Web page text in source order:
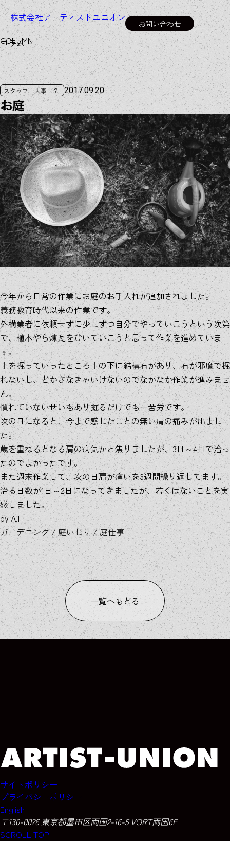
株式会社アーティストユニオン
お問い合わせ
コラム
COLUMN
スタッフ一大事！？ 2017.09.20
お庭
今年から日常の作業にお庭のお手入れが追加されました。
義務教育時代以来の作業です。
外構業者に依頼せずに少しずつ自分でやっていこうという次第
で、植木やら煉瓦をひいていこうと思って作業を進めていま
す。
土を掘っていったところ土の下に結構石があり、石が邪魔で掘
れないし、どかさなきゃいけないのでなかなか作業が進みませ
ん。
慣れていないせいもあり掘るだけでも一苦労です。
次の日になると、今まで感じたことの無い肩の痛みが出まし
た。
歳を重ねるとなる肩の病気かと焦りましたが、3日～4日で治っ
たのでよかったです。
また週末作業して、次の日肩が痛いを3週間繰り返してます。
治る日数が1日～2日になってきましたが、若くはないことを実
感しました。
by A.I
ガーデニング/庭いじり/庭仕事
一覧へもどる
サイトポリシー
プライバシーポリシー
English
〒130-0026 東京都墨田区両国2-16-5 VORT両国6F
SCROLL TOP